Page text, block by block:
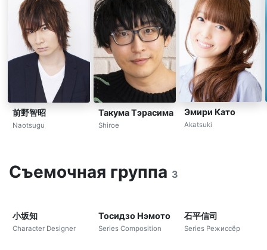
前野智昭
Naotsugu
Такума Тэрасима
Shiroe
Эмири Като
Akatsuki
Съемочная группа 3
小坂知
Character Designer
Тосидзо Нэмото
Series Composition
石平信司
Series Режиссёр